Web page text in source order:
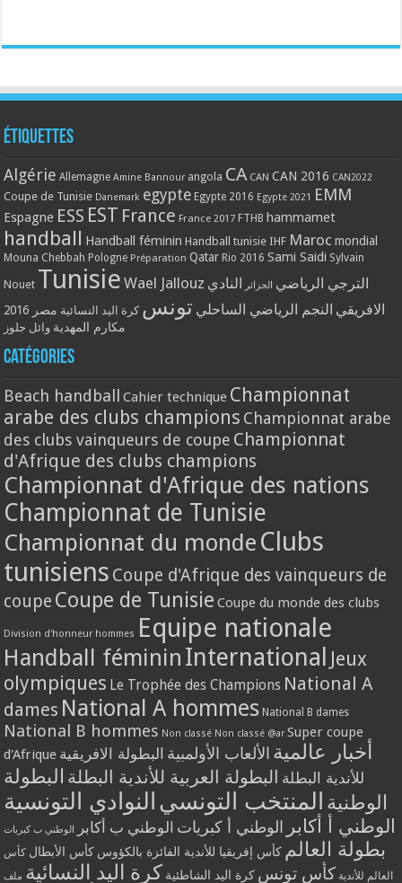
Étiquettes
Algérie Allemagne Amine Bannour angola CA CAN CAN 2016 CAN2022
Coupe de Tunisie Danemark egypte Egypte 2016 Egypte 2021 EMM
Espagne ESS EST France France 2017 FTHB hammamet
handball Handball féminin Handball tunisie IHF Maroc mondial
Mouna Chebbah Pologne Préparation Qatar Rio 2016 Sami Saidi Sylvain
Nouet Tunisie Wael Jallouz الترجي الرياضي الجزائر النادي
الافريقي النجم الرياضي الساحلي تونس كرة اليد النسائية مصر 2016
مكارم المهدية وائل جلوز
Catégories
Beach handball Cahier technique Championnat
arabe des clubs champions Championnat arabe
des clubs vainqueurs de coupe Championnat
d'Afrique des clubs champions
Championnat d'Afrique des nations
Championnat de Tunisie
Championnat du monde Clubs
tunisiens Coupe d'Afrique des vainqueurs de
coupe Coupe de Tunisie Coupe du monde des clubs
Division d'honneur hommes Equipe nationale
Handball féminin International Jeux
olympiques Le Trophée des Champions National A
dames National A hommes National B dames
National B hommes Non classé Non classé @ar Super coupe
d'Afrique
أخبار عالمية الألعاب الأولمبية البطولة الافريقية
للأندية البطلة البطولة العربية للأندية البطلة البطولة
الوطنية المنتخب التونسي النوادي التونسية
الوطني أ أكابر الوطني أ كبريات الوطني ب أكابر الوطني ب كبريات
بطولة العالم كأس إفريقيا للأندية الفائزة بالكؤوس كأس الأبطال كأس
العالم للأندية كأس تونس كرة اليد الشاطئية كرة اليد النسائية ملف